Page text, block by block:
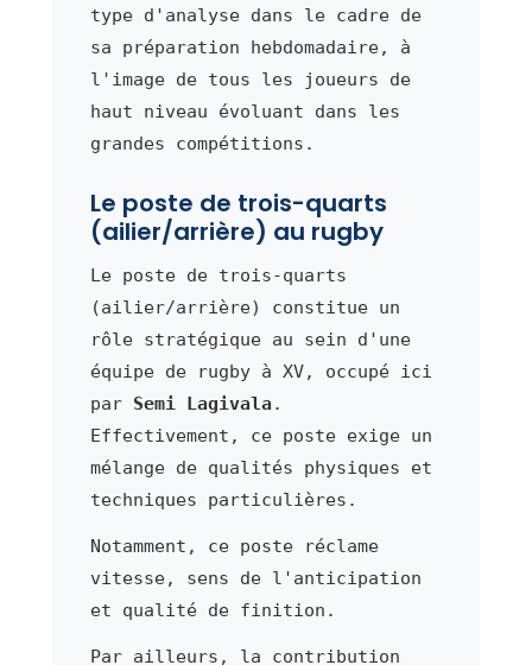
type d'analyse dans le cadre de
sa préparation hebdomadaire, à
l'image de tous les joueurs de
haut niveau évoluant dans les
grandes compétitions.
Le poste de trois-quarts
(ailier/arrière) au rugby
Le poste de trois-quarts
(ailier/arrière) constitue un
rôle stratégique au sein d'une
équipe de rugby à XV, occupé ici
par Semi Lagivala .
Effectivement, ce poste exige un
mélange de qualités physiques et
techniques particulières.
Notamment, ce poste réclame
vitesse, sens de l'anticipation
et qualité de finition.
Par ailleurs, la contribution